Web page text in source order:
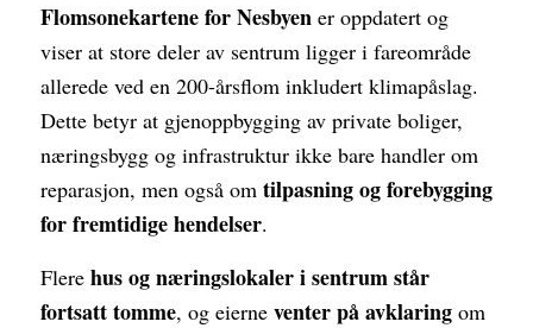
Flomsonekartene for Nesbyener oppdatert og
viser at store deler av sentrum ligger i fareområde
allerede ved en 200-årsflom inkludert klimapåslag.
Dette betyr at gjenoppbygging av private boliger,
næringsbygg og infrastruktur ikke bare handler om
reparasjon, men også om tilpasning og forebygging
for fremtidige hendelser.
Flere hus og næringslokaler i sentrum står
fortsatt tomme, og eierne venter på avklaringom